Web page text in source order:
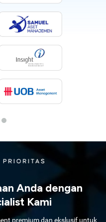
Anda dengan
Kami
premium dan ekslusif untuk